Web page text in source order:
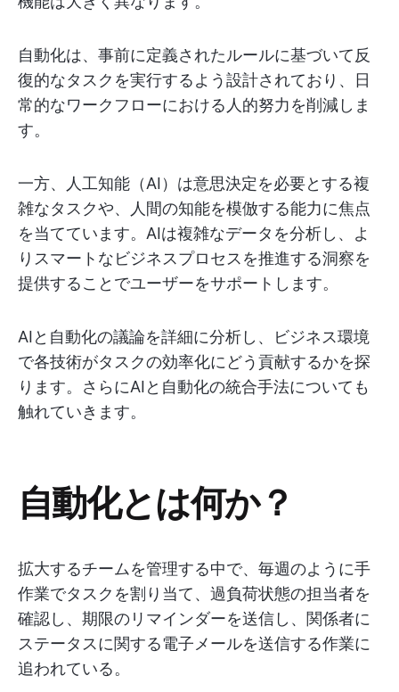
自動化は、事前に定義されたルールに基づいて反
復的なタスクを実行するよう設計されており、日
常的なワークフローにおける人的努力を削減しま
す。
一方、人工知能（AI）は意思決定を必要とする複
雑なタスクや、人間の知能を模倣する能力に焦点
を当てています。AIは複雑なデータを分析し、よ
りスマートなビジネスプロセスを推進する洞察を
提供することでユーザーをサポートします。
AIと自動化の議論を詳細に分析し、ビジネス環境
で各技術がタスクの効率化にどう貢献するかを探
ります。さらにAIと自動化の統合手法についても
触れていきます。
自動化とは何か？
拡大するチームを管理する中で、毎週のように手
作業でタスクを割り当て、過負荷状態の担当者を
確認し、期限のリマインダーを送信し、関係者に
ステータスに関する電子メールを送信する作業に
追われている。